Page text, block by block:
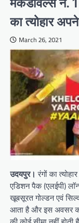
का त्योहार
March 26, 2021
उदयपुर। रंगों का
एडिशन पैक (एलईपी)
खूबसूरत गोल्डन एवं
आता है और इस अवसर को